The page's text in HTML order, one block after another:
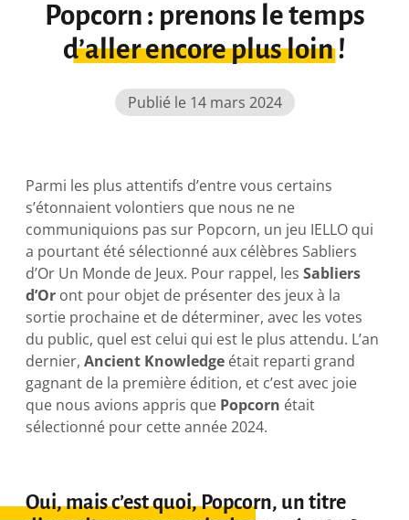
Popcorn : prenons le temps
d’aller encore plus loin !
Publié le 14 mars 2024
Parmi les plus attentifs d’entre vous certains
s’étonnaient volontiers que nous ne ne
communiquions pas sur Popcorn, un jeu IELLO qui
a pourtant été sélectionné aux célèbres Sabliers
d’Or Un Monde de Jeux. Pour rappel, les Sabliers
d’Or ont pour objet de présenter des jeux à la
sortie prochaine et de déterminer, avec les votes
du public, quel est celui qui est le plus attendu. L’an
dernier, Ancient Knowledge était reparti grand
gagnant de la première édition, et c’est avec joie
que nous avions appris que Popcorn était
sélectionné pour cette année 2024.
Oui, mais c’est quoi, Popcorn, un titre